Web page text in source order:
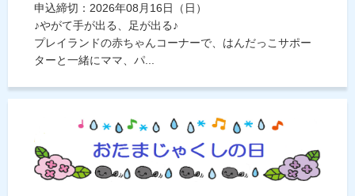
申込締切：2026年08月16日（日）
♪やがて手が出る、足が出る♪
プレイランドの赤ちゃんコーナーで、はんだっこサポー
ターと一緒にママ、パ...